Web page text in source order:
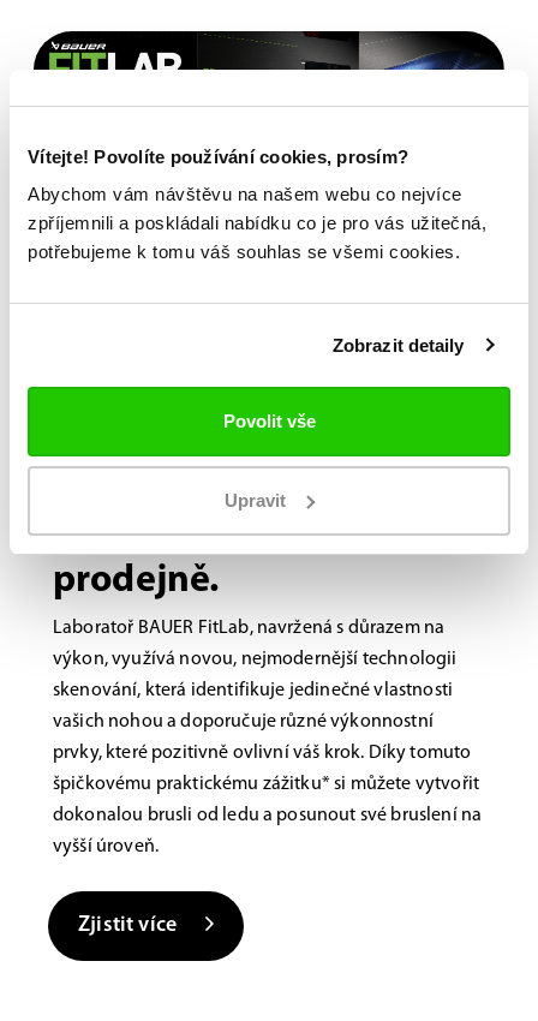
Vítejte! Povolíte používání cookies, prosím?
Abychom vám návštěvu na našem webu co nejvíce
zpříjemnili a poskládali nabídku co je pro vás užitečná,
potřebujeme k tomu váš souhlas se všemi cookies.
Zobrazit detaily
Povolit vše
Upravit
Bauer FITLAB
Brusle na míru?
Navštivte nás na
prodejně.
Laboratoř BAUER FitLab, navržená s důrazem na
výkon, využívá novou, nejmodernější technologii
skenování, která identifikuje jedinečné vlastnosti
vašich nohou a doporučuje různé výkonnostní
prvky, které pozitivně ovlivní váš krok. Díky tomuto
špičkovému praktickému zážitku* si můžete vytvořit
dokonalou brusli od ledu a posunout své bruslení na
vyšší úroveň.
Zjistit více